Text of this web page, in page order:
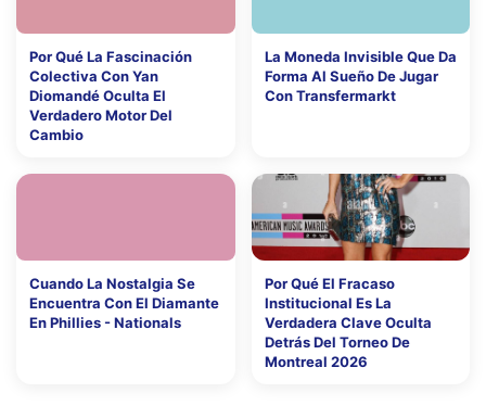
Por Qué La Fascinación
Colectiva Con Yan
Diomandé Oculta El
Verdadero Motor Del
Cambio
La Moneda Invisible Que Da
Forma Al Sueño De Jugar
Con Transfermarkt
Cuando La Nostalgia Se
Encuentra Con El Diamante
En Phillies - Nationals
Por Qué El Fracaso
Institucional Es La
Verdadera Clave Oculta
Detrás Del Torneo De
Montreal 2026